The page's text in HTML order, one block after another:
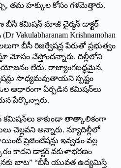
తమ హక్కుల కోసం గళమెత్తారు.
బీసీ కమిషన్ మాజీ చైర్మన్ డాక్ట‌ర్‌
Krishnamohan
బీసీ రిజర్వేషన్ల పేరుతో ప్రభుత్వం
మోసం చేస్తోంద‌న్నారు. దిల్లీలోని
లేదు. రాజ్యాంగబద్ధమైన,
సాధ్యమవుతాయని స్పష్టం
ఆధారంగా ఏర్పడిన కమిషన్‌లు
పేర్కొన్నారు.
కమిషన్‌లు కాకుండా తాత్కాలికంగా
చెల్లవని అన్నారు. న్యూదిల్లీలో
ప్రెజెంటేషన్లు ఇవ్వడం వ‌ల్ల‌
కాదని డాక్ట‌ర్‌ వకుళాభరణం
బాట” “బీసీ యువత ఉద్యమిస్తే